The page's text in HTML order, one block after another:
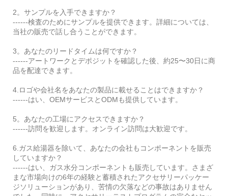
2。サンプルを入手できますか？
------検査のためにサンプルを提供できます。詳細については、
当社の販売で話し合うことができます。
3。あなたのリードタイムは何ですか？
------アートワークとデポジットを確認した後、約25〜30日に商
品を配達できます。
4.ロゴや会社名をあなたの製品に載せることはできますか？
------はい、OEMサービスとODMも提供しています。
5。あなたの工場にアクセスできますか？
------訪問を歓迎します。オンライン訪問は大歓迎です。
6.ガス給湯器を除いて、あなたの会社もコンポーネントを販売
していますか？
------はい、ガス水分コンポーネントも販売しています。さまざ
まな市場向けの6年の経験と蓄積されたアクセサリーパッケー
ジソリューションがあり、苦情の欠落などの事故はありません